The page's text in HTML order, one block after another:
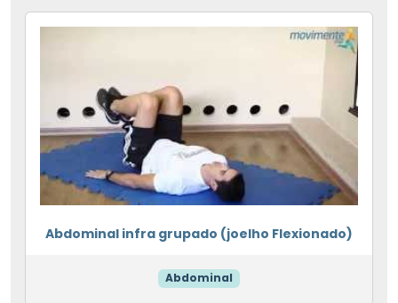
Abdominal infra grupado (joelho Flexionado)
Abdominal